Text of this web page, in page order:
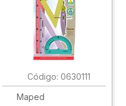
: 0630111
Maped